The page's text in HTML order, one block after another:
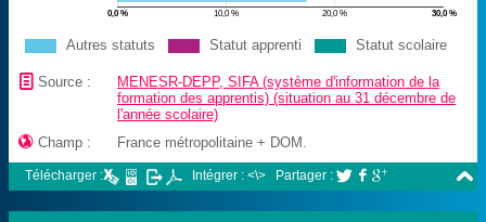
10,0 % 20,0 %
0,0 % 30,0 %
Autres statuts Statut apprenti Statut scolaire
📄 Source :
MENESR-DEPP, SIFA (système d'information de la
formation des apprentis) (situation au 31 décembre de
l'année scolaire)
 Champ : France métropolitaine + DOM.

Télécharger : Intégrer : <\> Partager :   